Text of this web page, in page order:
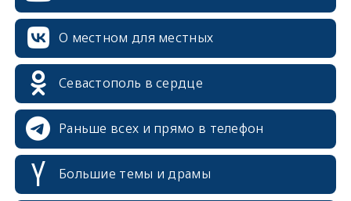
О местном для местных
Севастополь в сердце
Раньше всех и прямо в телефон
Большие темы и драмы